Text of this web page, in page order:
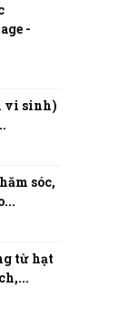
-
vi sinh)
sóc,
từ hạt